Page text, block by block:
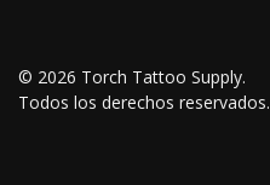
© 2026 Torch Tattoo Supply.
Todos los derechos reservados.